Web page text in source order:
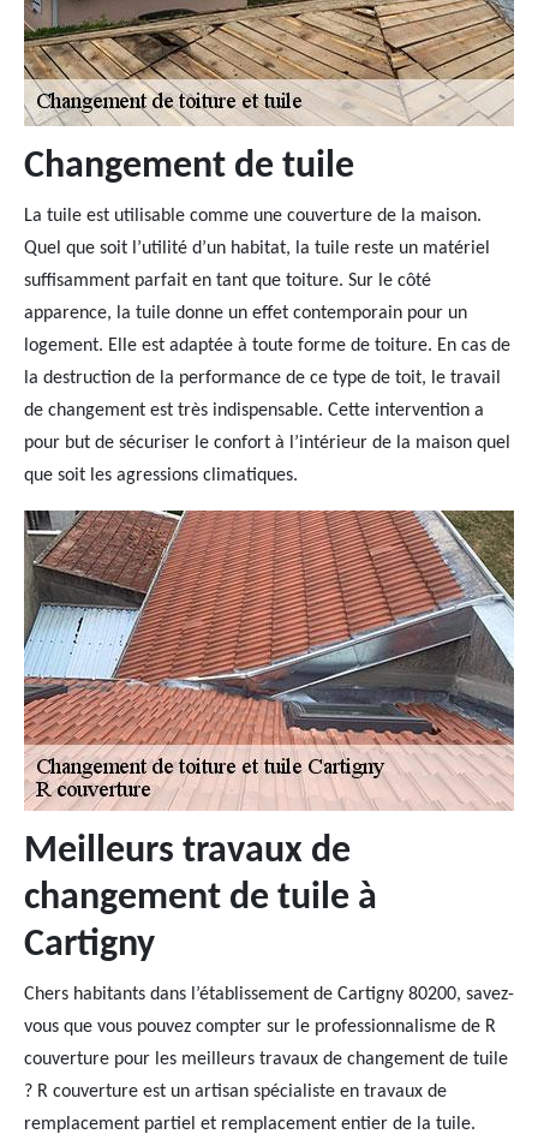
Changement de tuile
La tuile est utilisable comme une couverture de la maison.
Quel que soit l’utilité d’un habitat, la tuile reste un matériel
suffisamment parfait en tant que toiture. Sur le côté
apparence, la tuile donne un effet contemporain pour un
logement. Elle est adaptée à toute forme de toiture. En cas de
la destruction de la performance de ce type de toit, le travail
de changement est très indispensable. Cette intervention a
pour but de sécuriser le confort à l’intérieur de la maison quel
que soit les agressions climatiques.
Meilleurs travaux de
changement de tuile à
Cartigny
Chers habitants dans l’établissement de Cartigny 80200, savez-
vous que vous pouvez compter sur le professionnalisme de R
couverture pour les meilleurs travaux de changement de tuile
? R couverture est un artisan spécialiste en travaux de
remplacement partiel et remplacement entier de la tuile.